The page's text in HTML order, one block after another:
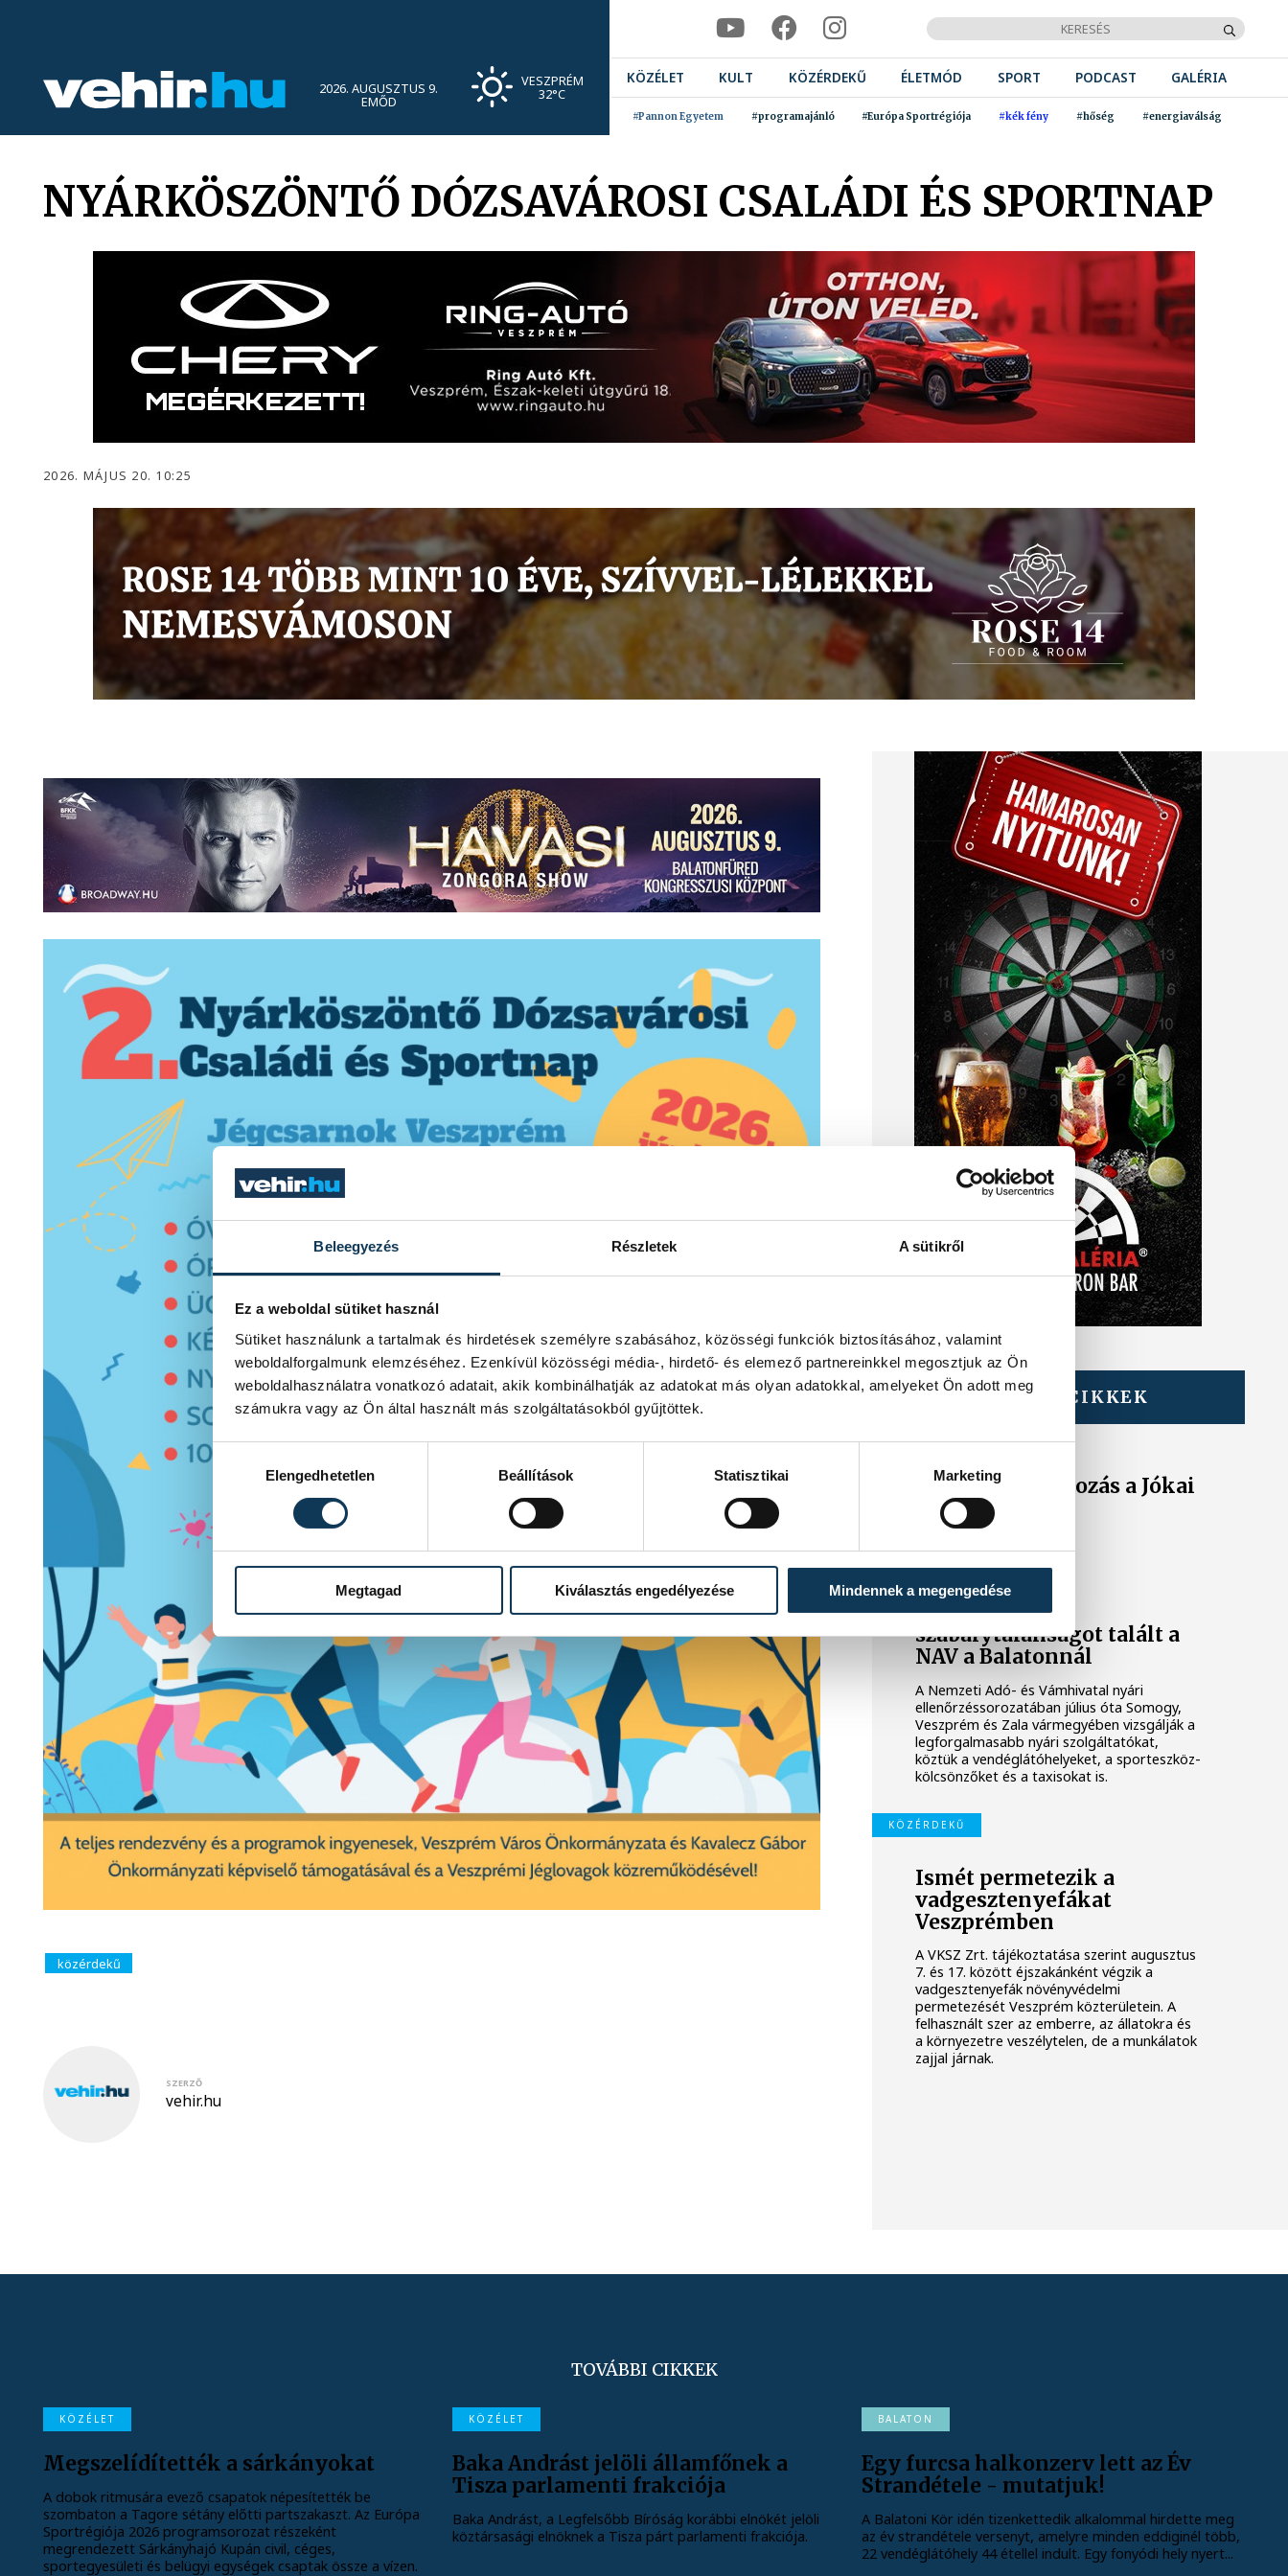
Beleegyezés Részletek A sütikről
Ez a weboldal sütiket használ
Sütiket használunk a tartalmak és hirdetések személyre szabásához, közösségi funkciók biztosításához, valamint
weboldalforgalmunk elemzéséhez. Ezenkívül közösségi média-, hirdető- és elemező partnereinkkel megosztjuk az Ön
weboldalhasználatra vonatkozó adatait, akik kombinálhatják az adatokat más olyan adatokkal, amelyeket Ön adott meg
számukra vagy az Ön által használt más szolgáltatásokból gyűjtöttek.
Hozzájárulás kiválasztása
Elengedhetetlen
Beállítások Statisztikai Marketing
Megtagad Kiválasztás engedélyezése Mindennek a megengedése
2026. AUGUSZTUS 9.
EMŐD
VESZPRÉM
32°C
KÖZÉLET KULT KÖZÉRDEKŰ ÉLETMÓD SPORT PODCAST GALÉRIA
#Pannon Egyetem #programajánló #Európa Sportrégiója #kék fény #hőség #energiaválság
NYÁRKÖSZÖNTŐ DÓZSAVÁROSI CSALÁDI ÉS SPORTNAP
2026. MÁJUS 20. 10:25
közérdekű
SZERZŐ
vehir.hu
TOVÁBBI CIKKEK
Ideiglenes
forgalomkorlátozás a Jókai
utcában
Rengeteg
szabálytalanságot talált a
NAV a Balatonnál
A Nemzeti Adó- és Vámhivatal nyári
ellenőrzéssorozatában július óta Somogy,
Veszprém és Zala vármegyében vizsgálják a
legforgalmasabb nyári szolgáltatókat,
köztük a vendéglátóhelyeket, a sporteszköz-
kölcsönzőket és a taxisokat is.
KÖZÉRDEKŰ
Ismét permetezik a
vadgesztenyefákat
Veszprémben
A VKSZ Zrt. tájékoztatása szerint augusztus
7. és 17. között éjszakánként végzik a
vadgesztenyefák növényvédelmi
permetezését Veszprém közterületein. A
felhasznált szer az emberre, az állatokra és
a környezetre veszélytelen, de a munkálatok
zajjal járnak.
TOVÁBBI CIKKEK
KÖZÉLET
Megszelídítették a sárkányokat
A dobok ritmusára evező csapatok népesítették be
szombaton a Tagore sétány előtti partszakaszt. Az Európa
Sportrégiója 2026 programsorozat részeként
megrendezett Sárkányhajó Kupán civil, céges,
sportegyesületi és belügyi egységek csaptak össze a vízen.
KÖZÉLET
Baka Andrást jelöli államfőnek a
Tisza parlamenti frakciója
Baka Andrást, a Legfelsőbb Bíróság korábbi elnökét jelöli
köztársasági elnöknek a Tisza párt parlamenti frakciója.
BALATON
Egy furcsa halkonzerv lett az Év
Strandétele - mutatjuk!
A Balatoni Kör idén tizenkettedik alkalommal hirdette meg
az év strandétele versenyt, amelyre minden eddiginél több,
22 vendéglátóhely 44 étellel indult. Egy fonyódi hely nyert...